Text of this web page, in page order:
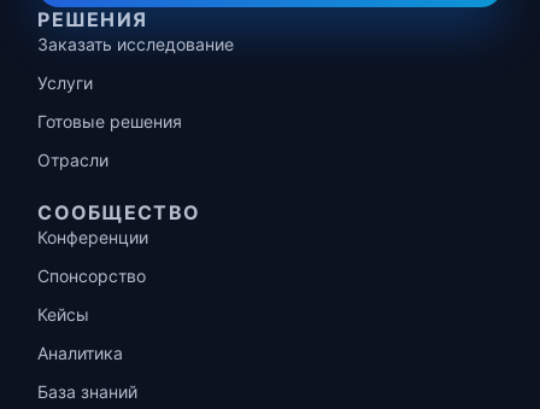
РЕШЕНИЯ
Заказать исследование
Услуги
Готовые решения
Отрасли
СООБЩЕСТВО
Конференции
Спонсорство
Кейсы
Аналитика
База знаний